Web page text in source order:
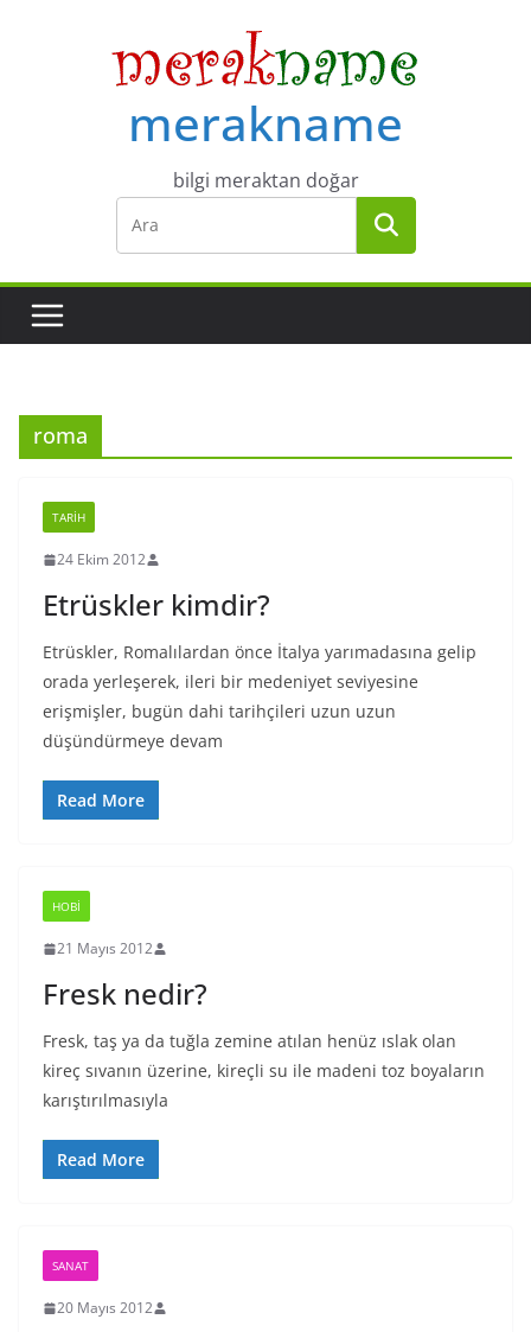
merakname
bilgi meraktan doğar
roma
TARIH
24 Ekim 2012
Etrüskler kimdir?
Etrüskler, Romalılardan önce İtalya yarımadasına gelip
orada yerleşerek, ileri bir medeniyet seviyesine
erişmişler, bugün dahi tarihçileri uzun uzun
düşündürmeye devam
Read More
HOBI
21 Mayıs 2012
Fresk nedir?
Fresk, taş ya da tuğla zemine atılan henüz ıslak olan
kireç sıvanın üzerine, kireçli su ile madeni toz boyaların
karıştırılmasıyla
Read More
SANAT
20 Mayıs 2012